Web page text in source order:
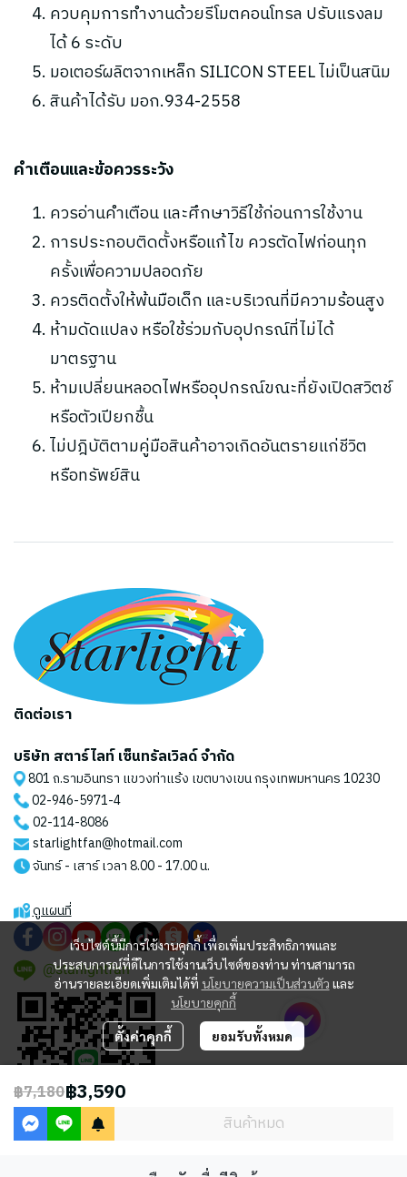
ควบคุมการทำงานด้วยรีโมตคอนโทรล ปรับแรงลม
ได้ 6 ระดับ
มอเตอร์ผลิตจากเหล็ก SILICON STEEL ไม่เป็นสนิม
สินค้าได้รับ มอก.934-2558
คำเตือนและข้อควรระวัง
ควรอ่านคำเตือน และศึกษาวิธีใช้ก่อนการใช้งาน
การประกอบติดตั้งหรือแก้ไข ควรตัดไฟก่อนทุก
ครั้งเพื่อความปลอดภัย
ควรติดตั้งให้พ้นมือเด็ก และบริเวณที่มีความร้อนสูง
ห้ามดัดแปลง หรือใช้ร่วมกับอุปกรณ์ที่ไม่ได้
มาตรฐาน
ห้ามเปลี่ยนหลอดไฟหรืออุปกรณ์ขณะที่ยังเปิดสวิตช์
หรือตัวเปียกชื้น
ไม่ปฎิบัติตามคู่มือสินค้าอาจเกิดอันตรายแก่ชีวิต
หรือทรัพย์สิน
฿7,180฿3,590
สินค้าหมด
เว็บไซต์นี้มีการใช้งานคุกกี้ เพื่อเพิ่มประสิทธิภาพและ
ประสบการณ์ที่ดีในการใช้งานเว็บไซต์ของท่าน ท่านสามารถ
อ่านรายละเอียดเพิ่มเติมได้ที่ นโยบายความเป็นส่วนตัว และ
นโยบายคุกกี้
ตั้งค่าคุกกี้ ยอมรับทั้งหมด
ติดต่อเรา
บริษัท สตาร์ไลท์ เซ็นทรัลเวิลด์ จำกัด
801 ถ.รามอินทรา แขวงท่าแร้ง เขตบางเขน กรุงเทพมหานคร 10230
02-946-5971-4
02-114-8086
starlightfan@hotmail.com
จันทร์ - เสาร์ เวลา 8.00 - 17.00 น.
ดูแผนที่
@starlightfan